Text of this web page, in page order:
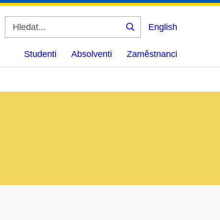
Vyhledat
English
Studenti Absolventi Zaměstnanci